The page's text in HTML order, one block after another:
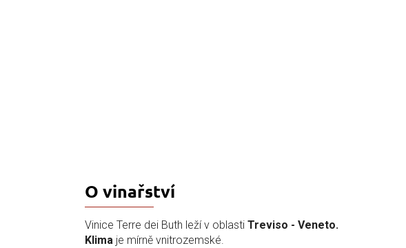
O vinařství
Vinice Terre dei Buth leží v oblastiTreviso - Veneto.
Klima je mírně vnitrozemské.